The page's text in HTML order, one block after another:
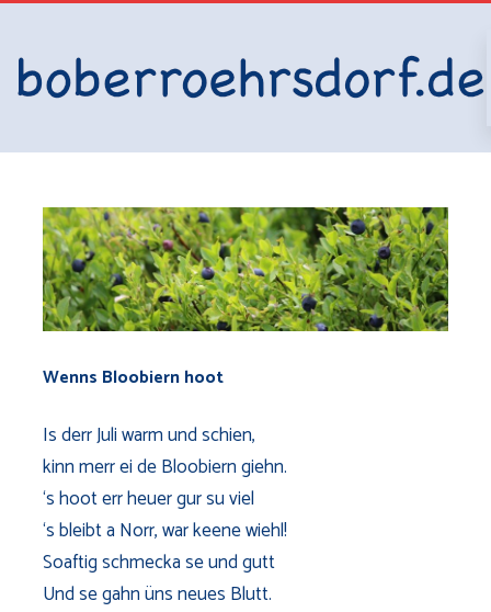
Wenns Bloobiern hoot
Is derr Juli warm und schien,
kinn merr ei de Bloobiern giehn.
‘s hoot err heuer gur su viel
‘s bleibt a Norr, war keene wiehl!
Soaftig schmecka se und gutt
Und se gahn üns neues Blutt.